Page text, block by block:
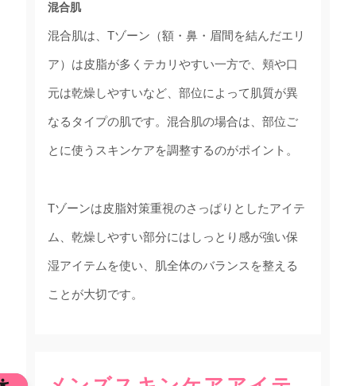
混合肌
混合肌は、Tゾーン（額・鼻・眉間を結んだエリ
ア）は皮脂が多くテカリやすい一方で、頬や口
元は乾燥しやすいなど、部位によって肌質が異
なるタイプの肌です。混合肌の場合は、部位ご
とに使うスキンケアを調整するのがポイント。
Tゾーンは皮脂対策重視のさっぱりとしたアイテ
ム、乾燥しやすい部分にはしっとり感が強い保
湿アイテムを使い、肌全体のバランスを整える
ことが大切です。